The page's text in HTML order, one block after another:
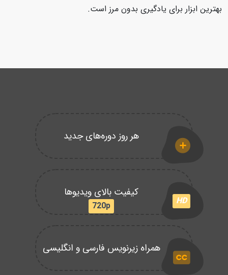
بهترین ابزار برای یادگیری بدون مرز است.
هر روز دوره‌های جدید
HD
کیفیت بالای ویدیوها
720p
همراه زیرنویس فارسی و انگلیسی